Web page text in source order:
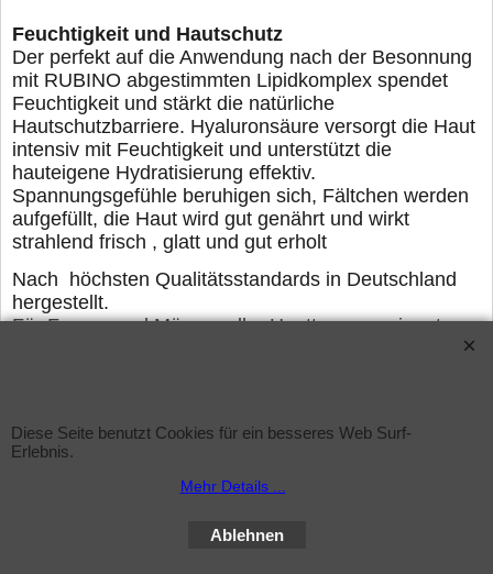
Feuchtigkeit und Hautschutz
Der perfekt auf die Anwendung nach der Besonnung
mit RUBINO abgestimmten Lipidkomplex spendet
Feuchtigkeit und stärkt die natürliche
Hautschutzbarriere. Hyaluronsäure versorgt die Haut
intensiv mit Feuchtigkeit und unterstützt die
hauteigene Hydratisierung effektiv.
Spannungsgefühle beruhigen sich, Fältchen werden
aufgefüllt, die Haut wird gut genährt und wirkt
strahlend frisch , glatt und gut erholt
Nach höchsten Qualitätsstandards in Deutschland
hergestellt.
Für Frauen und Männer aller Hauttypen geeignet.
Diese Seite benutzt Cookies für ein besseres Web Surf-
Erlebnis.
Mehr Details ...
Ablehnen